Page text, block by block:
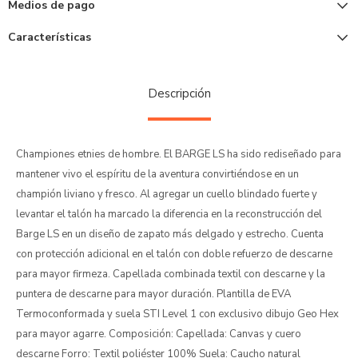
Medios de pago
Características
Descripción
Championes etnies de hombre. El BARGE LS ha sido rediseñado para
mantener vivo el espíritu de la aventura convirtiéndose en un
champión liviano y fresco. Al agregar un cuello blindado fuerte y
levantar el talón ha marcado la diferencia en la reconstrucción del
Barge LS en un diseño de zapato más delgado y estrecho. Cuenta
con protección adicional en el talón con doble refuerzo de descarne
para mayor firmeza. Capellada combinada textil con descarne y la
puntera de descarne para mayor duración. Plantilla de EVA
Termoconformada y suela STI Level 1 con exclusivo dibujo Geo Hex
para mayor agarre. Composición: Capellada: Canvas y cuero
descarne Forro: Textil poliéster 100% Suela: Caucho natural